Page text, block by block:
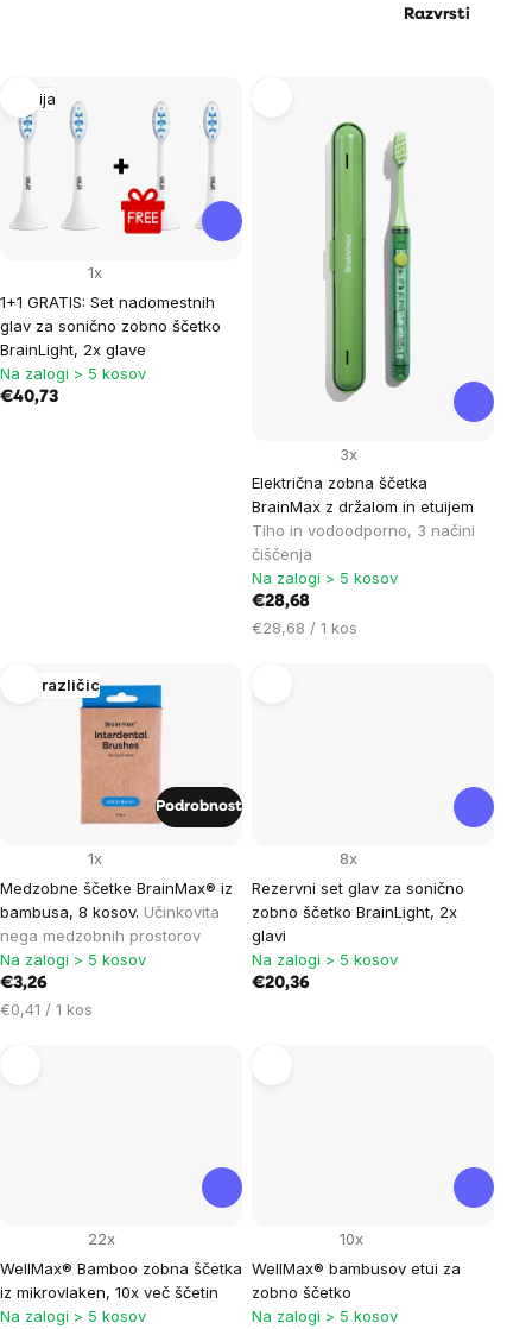
Razvrsti
List
of
products
Akcija
1+1 GRATIS: Set nadomestnih
glav za sonično zobno ščetko
BrainLight, 2x glave
1x
Na zalogi > 5 kosov
€40,73
Električna zobna ščetka
BrainMax z držalom in etuijem
Tiho in vodoodporno, 3 načini
čiščenja
3x
Na zalogi > 5 kosov
€28,68
Cena
€28,68 / 1 kos
Več različic
Medzobne ščetke BrainMax® iz
bambusa, 8 kosov. Učinkovita
nega medzobnih prostorov
1x
Na zalogi > 5 kosov
€3,26
Cena
€0,41 / 1 kos
Podrobnost
Rezervni set glav za sonično
zobno ščetko BrainLight, 2x
glavi
8x
Na zalogi > 5 kosov
€20,36
WellMax® Bamboo zobna ščetka
iz mikrovlaken, 10x več ščetin
22x
Na zalogi > 5 kosov
WellMax® bambusov etui za
zobno ščetko
10x
Na zalogi > 5 kosov